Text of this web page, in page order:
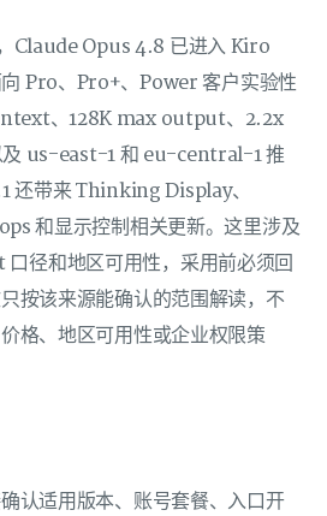
Claude Opus 4.8 已进入 Kiro
Pro、Pro+、Power 客户实验性
、128K max output、2.2x
us-east-1 和 eu-central-1 推
还带来 Thinking Display、
和显示控制相关更新。这里涉及
径和地区可用性，采用前必须回
按该来源能确认的范围解读，不
格、地区可用性或企业权限策
认适用版本、账号套餐、入口开